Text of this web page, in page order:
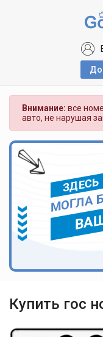
Внимание: все
авто, не нарушая
ЗДЕСЬ
МОГЛА
Купить гос